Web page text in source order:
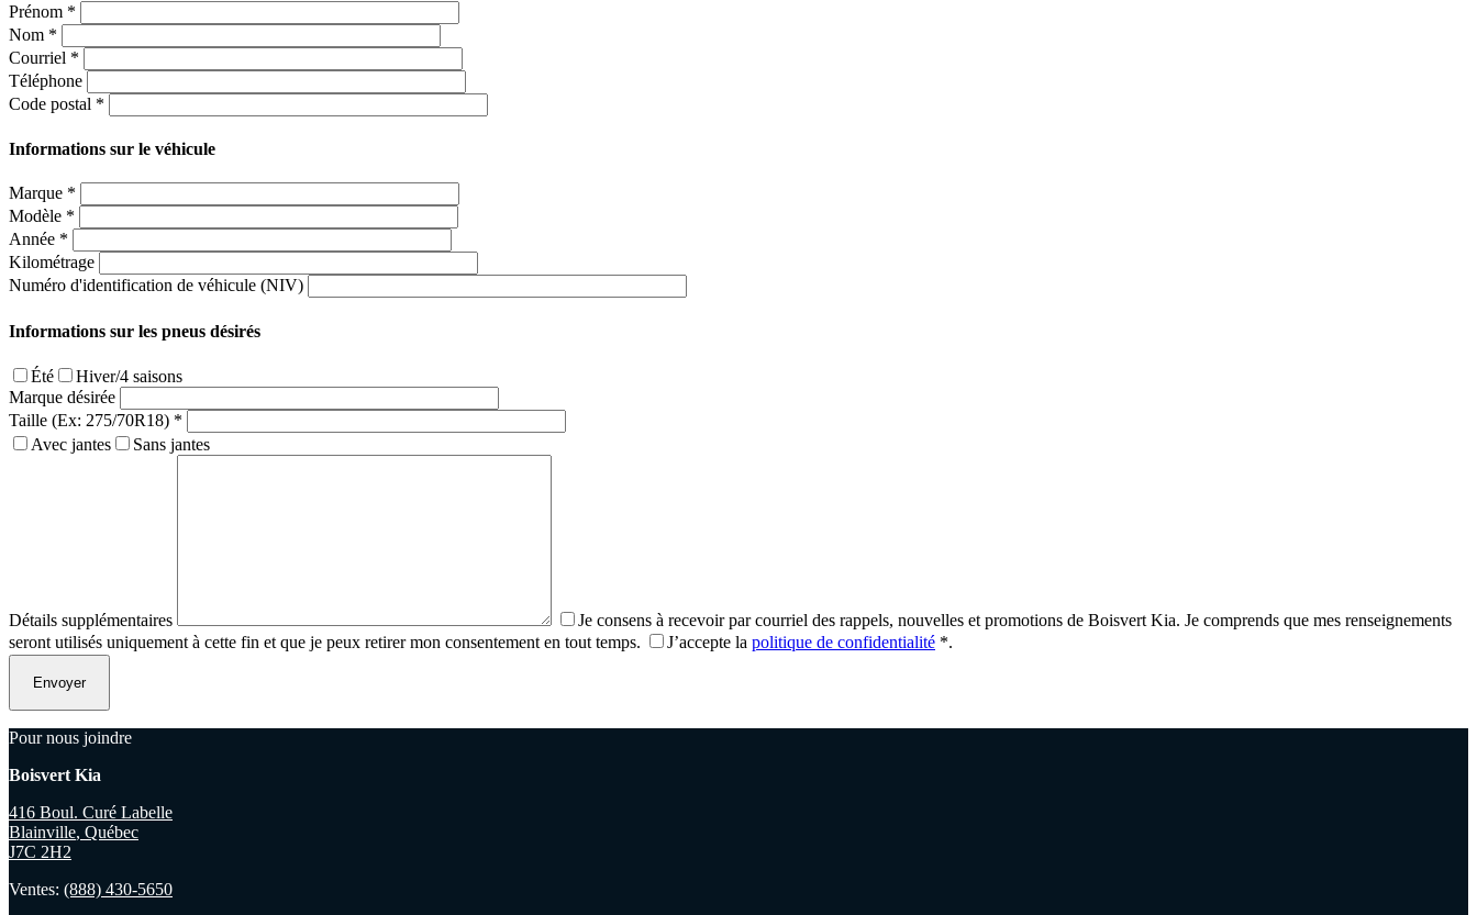
Prénom *
Nom *
Courriel *
Téléphone
Code postal *
Informations sur le véhicule
Marque *
Modèle *
Année *
Kilométrage
Numéro d'identification de véhicule (NIV)
Informations sur les pneus désirés
Été
Hiver/4 saisons
Marque désirée
Taille (Ex: 275/70R18) *
Avec jantes
Sans jantes
Détails supplémentaires
Je consens à recevoir par courriel des rappels, nouvelles et promotions de Boisvert Kia. Je comprends que mes renseignements
seront utilisés uniquement à cette fin et que je peux retirer mon consentement en tout temps.
J’accepte la politique de confidentialité *.
Pour nous joindre
Boisvert Kia
416 Boul. Curé Labelle
Blainville, Québec
J7C 2H2
Ventes: (888) 430-5650